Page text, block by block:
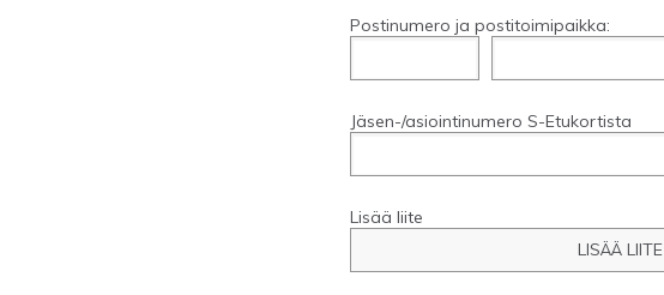
Postinumero ja postitoimipaikka:
Jäsen-/asiointinumero S-Etukortista
Lisää liite
LISÄÄ LIITE